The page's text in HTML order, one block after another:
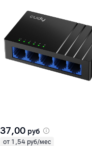
37,00 руб
от 1,54 руб/мес